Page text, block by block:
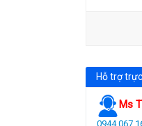
Hỗ trợ
Ms
0944 067